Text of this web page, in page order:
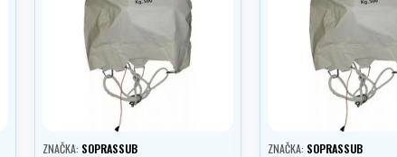
ZNAČKA: SOPRASSUB ZNAČKA: SOPRASSUB